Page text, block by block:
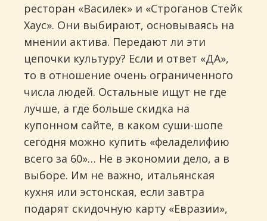
ресторан «Василек» и «Строганов Стейк
Хаус». Они выбирают, основываясь на
мнении актива. Передают ли эти
цепочки культуру? Если и ответ «ДА»,
то в отношение очень ограниченного
числа людей. Остальные ищут не где
лучше, а где больше скидка на
купонном сайте, в каком суши-шопе
сегодня можно купить «феладелифию
всего за 60»… Не в экономии дело, а в
выборе. Им не важно, итальянская
кухня или эстонская, если завтра
подарят скидочную карту «Евразии»,